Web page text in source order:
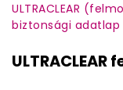
ULTRACLEAR
biztonsági